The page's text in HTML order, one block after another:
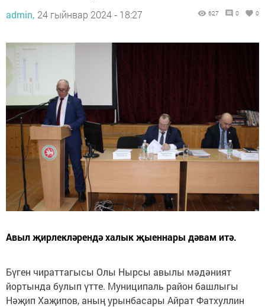
admin, 24 гыйнвар 2024 - 18:27 627 0 0
Авыл җирлекләрендә халык җыеннары дәвам итә.
Бүген чираттагысы Олы Нырсы авылы мәдәният
йортында булып үтте. Муниципаль район башлыгы
Нәҗип Хаҗипов, аның урынбасары Айрат Фатхуллин